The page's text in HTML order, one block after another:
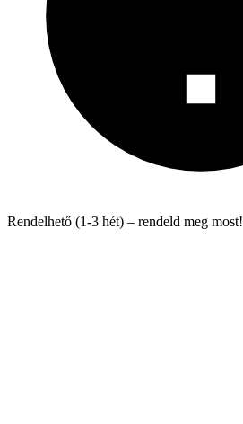
Rendelhető (1-3 hét) – rendeld meg most!